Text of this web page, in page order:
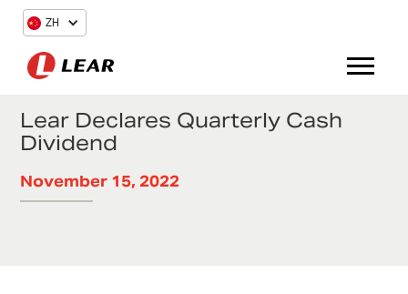
ZH
Lear Declares Quarterly Cash
Dividend
November 15, 2022